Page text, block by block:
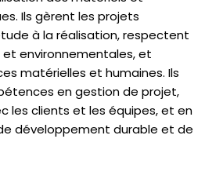
Ils gèrent les projets
à la réalisation, respectent
environnementales, et
matérielles et humaines. Ils
en gestion de projet,
les clients et les équipes, et en
développement durable et de